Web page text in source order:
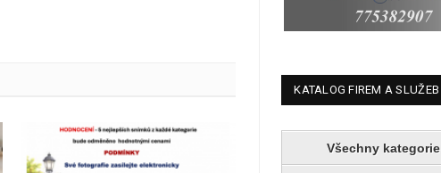
KATALOG FIREM A SLUŽEB
Všechny kategorie